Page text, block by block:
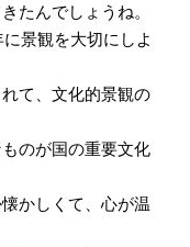
たんでしょうね。
景観を大切にしよ
て、文化的景観の
のが国の重要文化
かしくて、心が温